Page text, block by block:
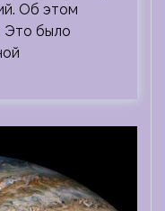
Об этом
Это было